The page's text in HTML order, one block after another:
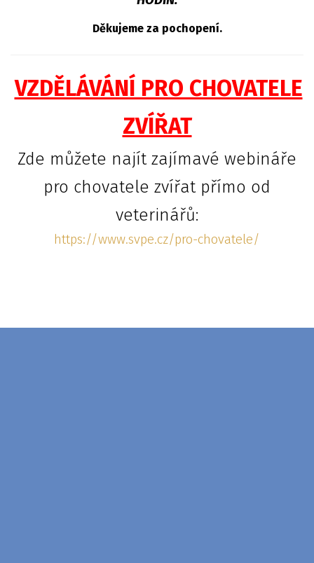
Děkujeme za pochopení.
VZDĚLÁVÁNÍ PRO CHOVATELE
ZVÍŘAT
Zde můžete najít zajímavé webináře
pro chovatele zvířat přímo od
veterinářů:
https://www.svpe.cz/pro-chovatele/